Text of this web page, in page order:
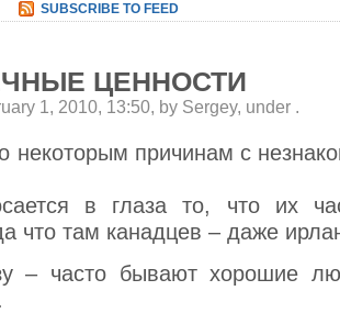
SUBSCRIBE TO FEED
ЦЕННОСТИ
1, 2010, 13:50, by Sergey, under .
некоторым причинам с
в глаза то, что их
что там канадцев – даже
– часто бывают хорошие